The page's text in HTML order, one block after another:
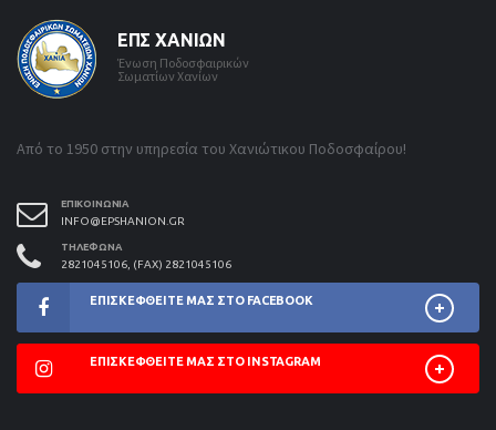
ΕΠΣ ΧΑΝΊΩΝ
Ένωση Ποδοσφαιρικών
Σωματίων Χανίων
Από το 1950 στην υπηρεσία του Χανιώτικου Ποδοσφαίρου!
ΕΠΙΚΟΙΝΩΝΊΑ
INFO@EPSHANION.GR
ΤΗΛΈΦΩΝΑ
2821045106, (FAX) 2821045106
ΕΠΙΣΚΕΦΘΕΊΤΕ ΜΑΣ ΣΤΟ FACEBOOK
ΕΠΙΣΚΕΦΘΕΊΤΕ ΜΑΣ ΣΤΟ INSTAGRAM